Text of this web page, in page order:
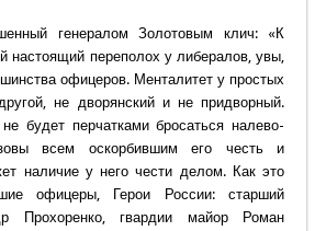
генералом Золотовым клич: «К
настоящий переполох у либералов, увы,
офицеров. Менталитет у простых
не дворянский и не придворный.
будет перчатками бросаться налево-
всем оскорбившим его честь и
наличие у него чести делом. Как это
офицеры, Герои России: старший
Прохоренко, гвардии майор Роман